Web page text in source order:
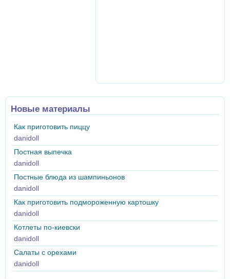
Новые материалы
Как приготовить пиццу
danidoll
Постная выпечка
danidoll
Постные блюда из шампиньонов
danidoll
Как приготовить подмороженную картошку
danidoll
Котлеты по-киевски
danidoll
Салаты с орехами
danidoll